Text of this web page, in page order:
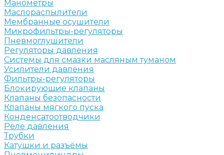
Манометры
Маслораспылители
Мембранные осушители
Микрофильтры-регуляторы
Пневмоглушители
Регуляторы давления
Системы для смазки масляным туманом
Усилители давления
Фильтры-регуляторы
Блокирующие клапаны
Клапаны безопасности
Клапаны мягкого пуска
Конденсатоотводчики
Реле давления
Трубки
Катушки и разъёмы